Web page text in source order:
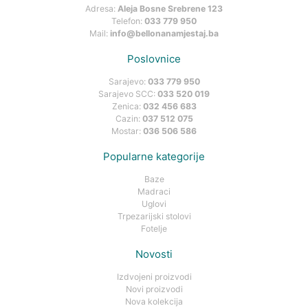
Adresa: Aleja Bosne Srebrene 123
Telefon: 033 779 950
Mail: info@bellonanamjestaj.ba
Poslovnice
Sarajevo: 033 779 950
Sarajevo SCC: 033 520 019
Zenica: 032 456 683
Cazin: 037 512 075
Mostar: 036 506 586
Popularne kategorije
Baze
Madraci
Uglovi
Trpezarijski stolovi
Fotelje
Novosti
Izdvojeni proizvodi
Novi proizvodi
Nova kolekcija